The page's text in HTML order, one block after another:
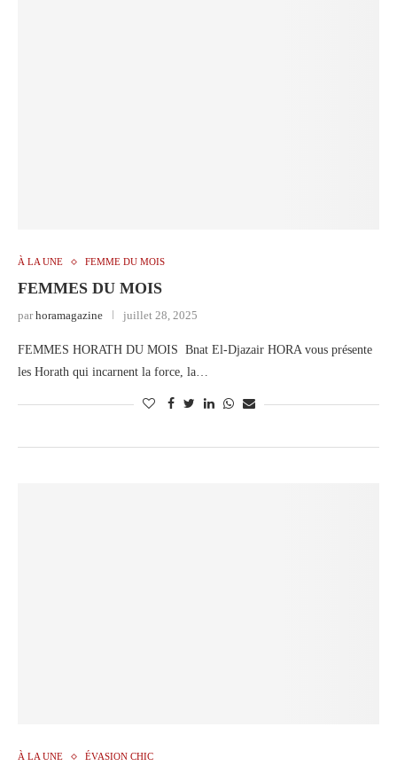
À LA UNE FEMME DU MOIS
FEMMES DU MOIS
parhoramagazine juillet 28, 2025
FEMMES HORATH DU MOIS Bnat El-Djazair HORA vous présente
les Horath qui incarnent la force, la…
À LA UNE ÉVASION CHIC